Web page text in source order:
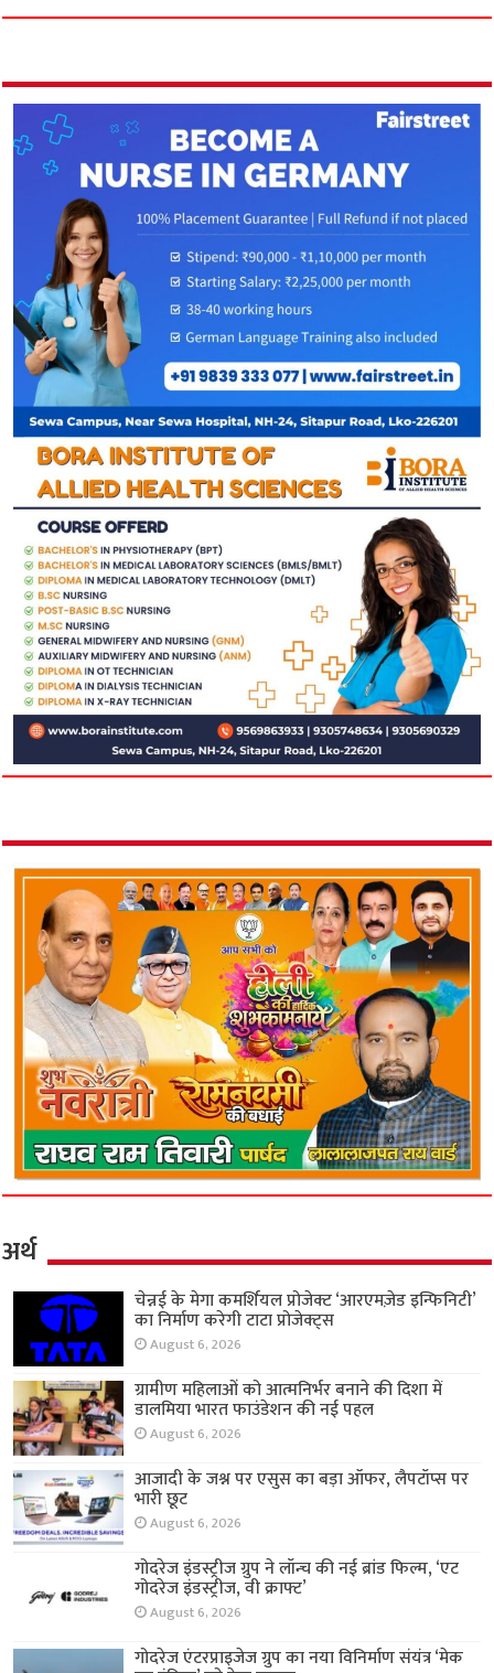
अर्थ
चेन्नई के मेगा कमर्शियल प्रोजेक्ट ‘आरएमज़ेड इन्फिनिटी’
का निर्माण करेगी टाटा प्रोजेक्ट्स
August 6, 2026
ग्रामीण महिलाओं को आत्मनिर्भर बनाने की दिशा में
डालमिया भारत फाउंडेशन की नई पहल
August 6, 2026
आजादी के जश्न पर एसुस का बड़ा ऑफर, लैपटॉप्स पर
भारी छूट
August 6, 2026
गोदरेज इंडस्ट्रीज ग्रुप ने लॉन्च की नई ब्रांड फिल्म, ‘एट
गोदरेज इंडस्ट्रीज, वी क्राफ्ट’
August 6, 2026
गोदरेज एंटरप्राइजेज ग्रुप का नया विनिर्माण संयंत्र ‘मेक